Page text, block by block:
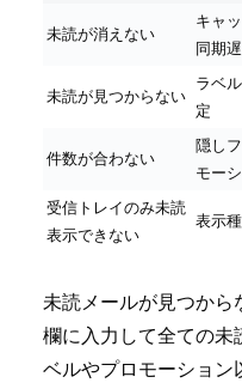
未読が消えない
キャ
同期
未読が見つからない
ラベ
定
件数が合わない
隠し
モー
受信トレイのみ未読
表示できない
表示
未読メールが見つから
欄に入力して全ての未
ベルやプロモーション